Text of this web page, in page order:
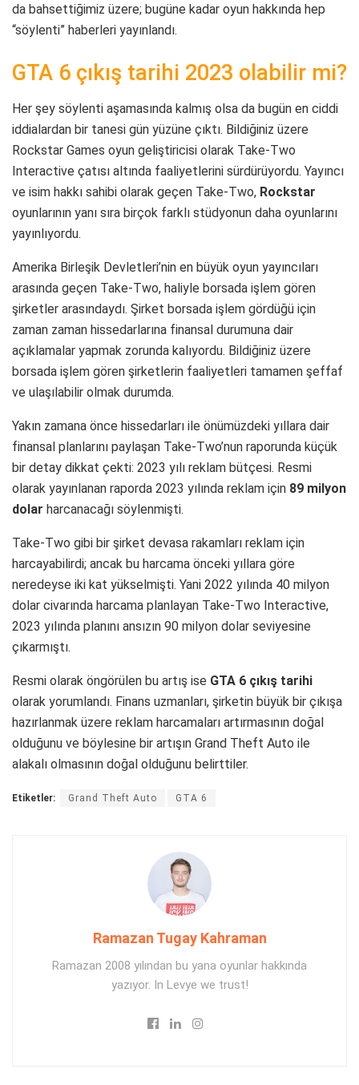
da bahsettiğimiz üzere; bugüne kadar oyun hakkında hep
“söylenti” haberleri yayınlandı.
GTA 6 çıkış tarihi 2023 olabilir mi?
Her şey söylenti aşamasında kalmış olsa da bugün en ciddi
iddialardan bir tanesi gün yüzüne çıktı. Bildiğiniz üzere
Rockstar Games oyun geliştiricisi olarak Take-Two
Interactive çatısı altında faaliyetlerini sürdürüyordu. Yayıncı
ve isim hakkı sahibi olarak geçen Take-Two, Rockstar
oyunlarının yanı sıra birçok farklı stüdyonun daha oyunlarını
yayınlıyordu.
Amerika Birleşik Devletleri’nin en büyük oyun yayıncıları
arasında geçen Take-Two, haliyle borsada işlem gören
şirketler arasındaydı. Şirket borsada işlem gördüğü için
zaman zaman hissedarlarına finansal durumuna dair
açıklamalar yapmak zorunda kalıyordu. Bildiğiniz üzere
borsada işlem gören şirketlerin faaliyetleri tamamen şeffaf
ve ulaşılabilir olmak durumda.
Yakın zamana önce hissedarları ile önümüzdeki yıllara dair
finansal planlarını paylaşan Take-Two’nun raporunda küçük
bir detay dikkat çekti: 2023 yılı reklam bütçesi. Resmi
olarak yayınlanan raporda 2023 yılında reklam için 89 milyon
dolar harcanacağı söylenmişti.
Take-Two gibi bir şirket devasa rakamları reklam için
harcayabilirdi; ancak bu harcama önceki yıllara göre
neredeyse iki kat yükselmişti. Yani 2022 yılında 40 milyon
dolar civarında harcama planlayan Take-Two Interactive,
2023 yılında planını ansızın 90 milyon dolar seviyesine
çıkarmıştı.
Resmi olarak öngörülen bu artış ise GTA 6 çıkış tarihi
olarak yorumlandı. Finans uzmanları, şirketin büyük bir çıkışa
hazırlanmak üzere reklam harcamaları artırmasının doğal
olduğunu ve böylesine bir artışın Grand Theft Auto ile
alakalı olmasının doğal olduğunu belirttiler.
Etiketler: Grand Theft Auto GTA 6
Ramazan Tugay Kahraman
Ramazan 2008 yılından bu yana oyunlar hakkında
yazıyor. In Levye we trust!